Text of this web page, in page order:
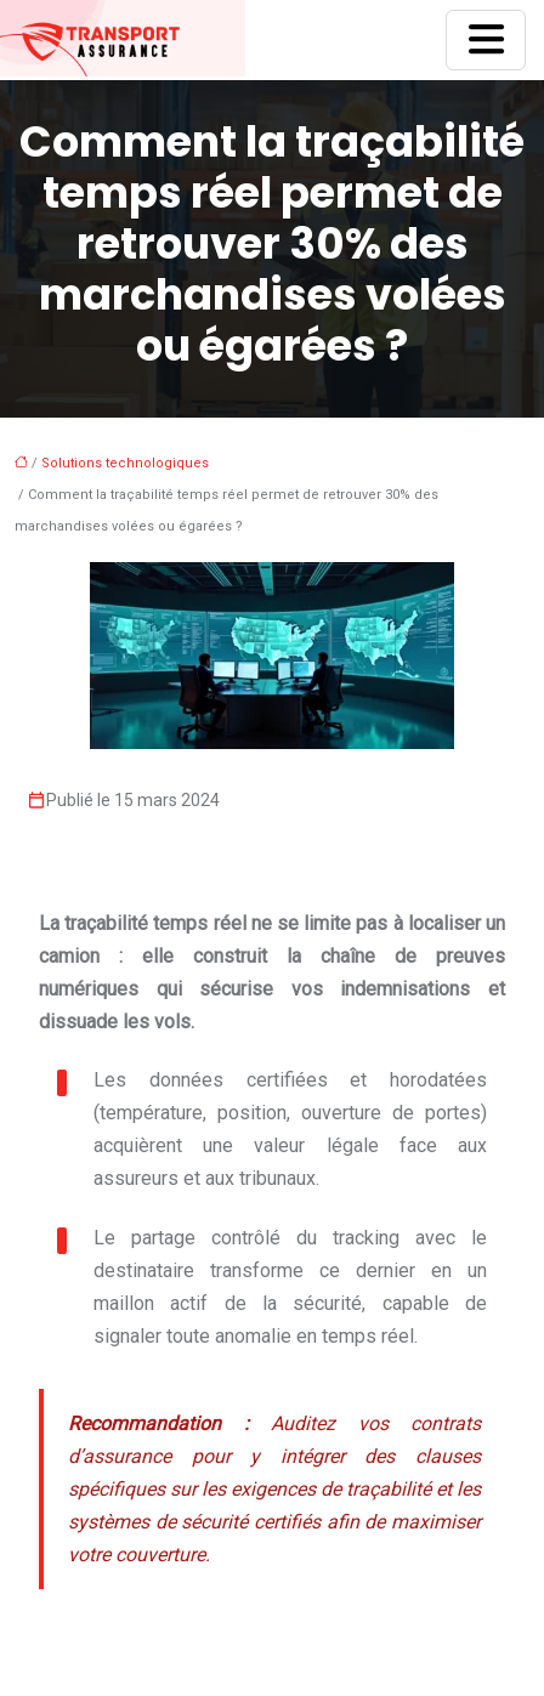
Comment la traçabilité
temps réel permet de
retrouver 30% des
marchandises volées
ou égarées ?
/ Solutions technologiques
/ Comment la traçabilité temps réel permet de retrouver 30% des
marchandises volées ou égarées ?
Publié le 15 mars 2024
La traçabilité temps réel ne se limite pas à localiser un
camion : elle construit la chaîne de preuves
numériques qui sécurise vos indemnisations et
dissuade les vols.
Les données certifiées et horodatées
(température, position, ouverture de portes)
acquièrent une valeur légale face aux
assureurs et aux tribunaux.
Le partage contrôlé du tracking avec le
destinataire transforme ce dernier en un
maillon actif de la sécurité, capable de
signaler toute anomalie en temps réel.
Recommandation :Auditez vos contrats
d’assurance pour y intégrer des clauses
spécifiques sur les exigences de traçabilité et les
systèmes de sécurité certifiés afin de maximiser
votre couverture.